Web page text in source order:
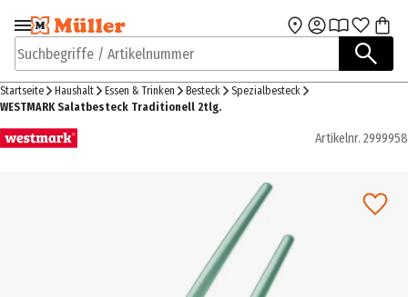
Zur Navigation
springen
Zum Hauptinhalt
Suchbegriffe / Artikelnummer
Startseite Haushalt Essen & Trinken Besteck
Spezialbesteck
WESTMARK Salatbesteck Traditionell 2tlg.
Artikelnr. 2999958